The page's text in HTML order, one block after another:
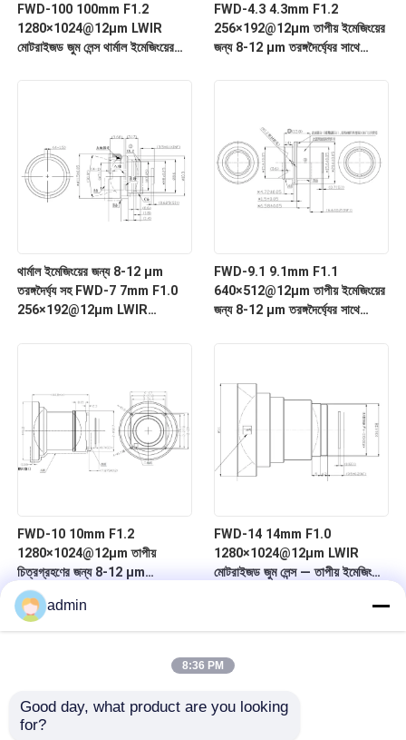
FWD-100 100mm F1.2
1280×1024@12μm LWIR
মোটরাইজড জুম লেন্স থার্মাল ইমেজিংয়ের
FWD-4.3 4.3mm F1.2
256×192@12μm তাপীয় ইমেজিংয়ের
জন্য 8-12 μm তরঙ্গদৈর্ঘ্যের সাথে
থার্মাল ইমেজিংয়ের জন্য 8-12 μm
তরঙ্গদৈর্ঘ্য সহ FWD-7 7mm F1.0
256×192@12μm LWIR
FWD-9.1 9.1mm F1.1
640×512@12μm তাপীয় ইমেজিংয়ের
জন্য 8-12 μm তরঙ্গদৈর্ঘ্যের সাথে
FWD-10 10mm F1.2
1280×1024@12μm তাপীয়
চিত্রগ্রহণের জন্য 8-12 μm
তরঙ্গদৈর্ঘ্যের সাথে LWIR মোটরাইজড জুম
লেন্স
FWD-14 14mm F1.0
1280×1024@12μm LWIR
মোটরাইজড জুম লেন্স — তাপীয় ইমেজিংয়ের
admin
8:36 PM
Good day, what product are you looking
for?